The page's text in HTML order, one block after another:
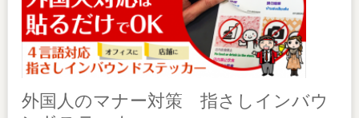
外国人のマナー対策 指さしインバウ